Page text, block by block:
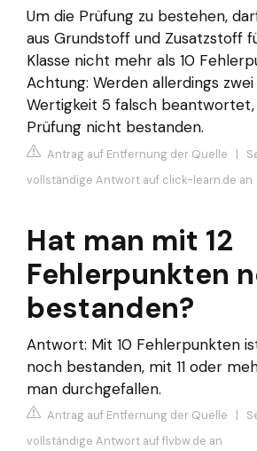
Um die Prüfung zu bestehen,
aus Grundstoff und Zusatzstoff
Klasse nicht mehr als 10
Achtung: Werden allerdings
Wertigkeit 5 falsch beantwortet,
Prüfung nicht bestanden.
Antrag auf Entfernung der Quelle |
vollständige Antwort auf click-learn.de an
Hat man mit 12
Fehlerpunkten
bestanden?
Antwort: Mit 10 Fehlerpunkten
noch bestanden, mit 11 oder
man durchgefallen.
Antrag auf Entfernung der Quelle |
vollständige Antwort auf flvbw.de an